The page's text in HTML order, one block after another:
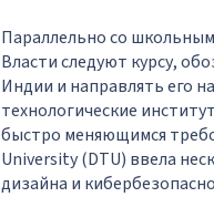
Параллельно со
Власти следуют курсу,
Индии и направлять его
технологические
быстро меняющимся
University (DTU) ввела
дизайна и